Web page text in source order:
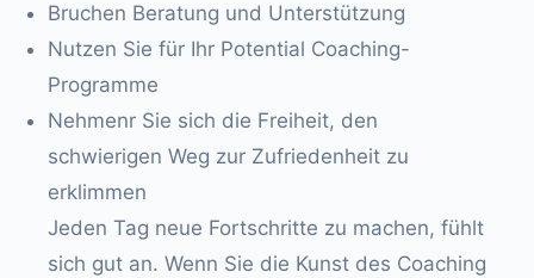
Bruchen Beratung und Unterstützung
Nutzen Sie für Ihr Potential Coaching-
Programme
Nehmenr Sie sich die Freiheit, den
schwierigen Weg zur Zufriedenheit zu
erklimmen
Jeden Tag neue Fortschritte zu machen, fühlt
sich gut an. Wenn Sie die Kunst des Coaching